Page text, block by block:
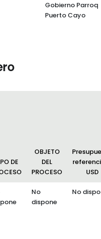
Gobierno Parroq
Puerto Cayo
DE
OBJETO
DEL
PROCESO
USD
No
dispone
No